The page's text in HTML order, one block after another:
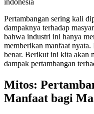
Pertambangan sering kali
dampaknya terhadap
bahwa industri ini hanya
memberikan manfaat
benar. Berikut ini kita akan
dampak pertambangan
Mitos:
Manfaat bagi